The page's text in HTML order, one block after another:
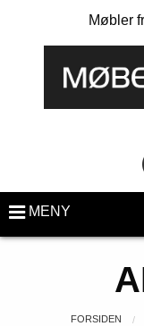
Møbler
MENY
FORSIDEN